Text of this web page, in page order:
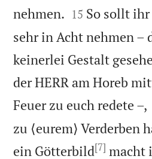
nehmen. 

15 So sollt
sehr in Acht nehmen –
keinerlei Gestalt
der HERR am Horeb
Feuer zu euch redete –,
zu ⟨eurem⟩ Verderben
ein Götterbild[7] macht